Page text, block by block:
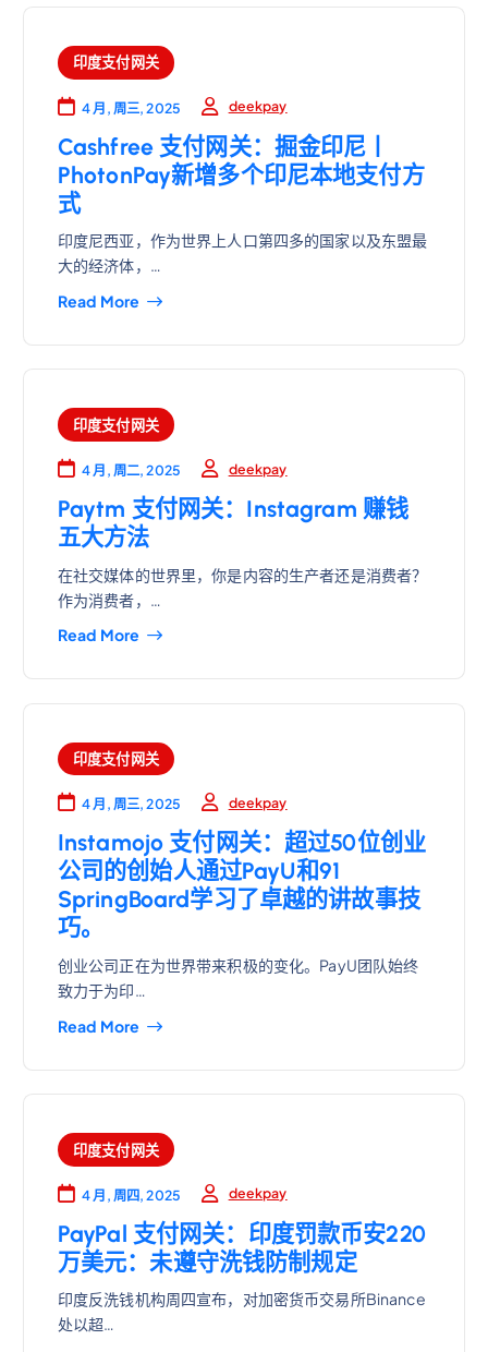
印度支付网关
4 月, 周三, 2025 deekpay
Cashfree 支付网关：掘金印尼丨
PhotonPay新增多个印尼本地支付方
式
印度尼西亚，作为世界上人口第四多的国家以及东盟最
大的经济体，…
Read More
印度支付网关
4 月, 周二, 2025 deekpay
Paytm 支付网关：Instagram 赚钱
五大方法
在社交媒体的世界里，你是内容的生产者还是消费者？
作为消费者，…
Read More
印度支付网关
4 月, 周三, 2025 deekpay
Instamojo 支付网关：超过50位创业
公司的创始人通过PayU和91
SpringBoard学习了卓越的讲故事技
巧。
创业公司正在为世界带来积极的变化。PayU团队始终
致力于为印…
Read More
印度支付网关
4 月, 周四, 2025 deekpay
PayPal 支付网关：印度罚款币安220
万美元：未遵守洗钱防制规定
印度反洗钱机构周四宣布，对加密货币交易所Binance
处以超…